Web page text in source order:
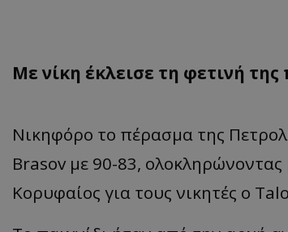
Με νίκη έκλεισε τη φετινή
Νικηφόρο το πέρασμα της
Brasov με 90-83,
Κορυφαίος για τους νικητές ο